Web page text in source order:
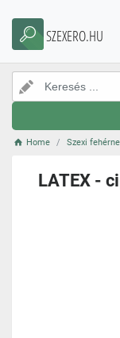
SZEXERO.HU
Home Szexi
LATEX -